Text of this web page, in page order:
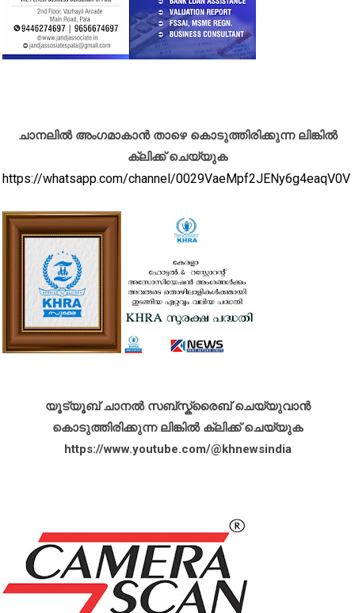
ചാനലിൽ അംഗമാകാൻ താഴെ കൊടുത്തിരിക്കുന്ന ലിങ്കിൽ
ക്ലിക്ക് ചെയ്യുക
https://whatsapp.com/channel/0029VaeMpf2JENy6g4eaqV0V
യൂട്യൂബ് ചാനൽ സബ്സ്ക്രൈബ് ചെയ്യുവാൻ
കൊടുത്തിരിക്കുന്ന ലിങ്കിൽ ക്ലിക്ക് ചെയ്യുക
https://www.youtube.com/@khnewsindia